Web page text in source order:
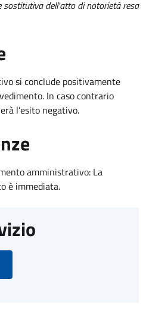
sostitutiva dell'atto di notorietà resa
si conclude positivamente
In caso contrario
l’esito negativo.
amministrativo: La
è immediata.